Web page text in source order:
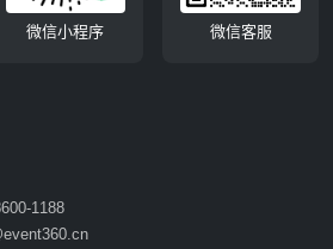
微信小程序 微信客服
1188